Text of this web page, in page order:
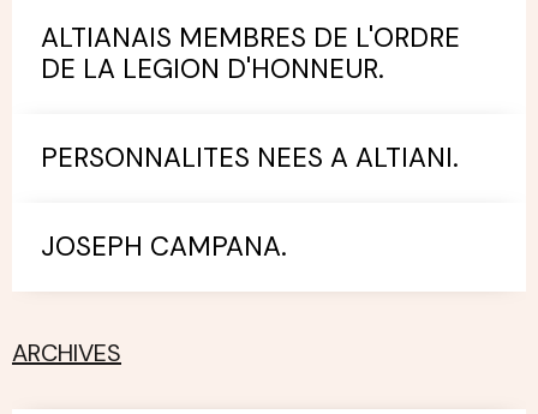
ALTIANAIS MEMBRES DE L'ORDRE
DE LA LEGION D'HONNEUR.
PERSONNALITES NEES A ALTIANI.
JOSEPH CAMPANA.
ARCHIVES